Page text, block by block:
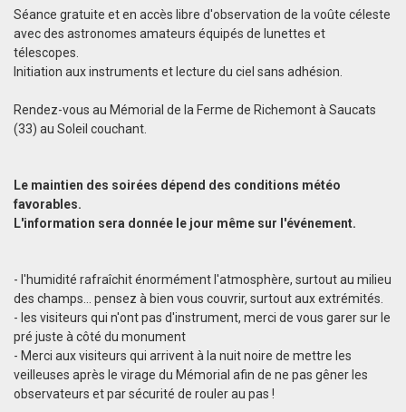
Séance gratuite et en accès libre d'observation de la voûte céleste
avec des astronomes amateurs équipés de lunettes et
télescopes.
Initiation aux instruments et lecture du ciel sans adhésion.
Rendez-vous au Mémorial de la Ferme de Richemont à Saucats
(33) au Soleil couchant.
Le maintien des soirées dépend des conditions météo
favorables.
L'information sera donnée le jour même sur l'événement.
- l'humidité rafraîchit énormément l'atmosphère, surtout au milieu
des champs... pensez à bien vous couvrir, surtout aux extrémités.
- les visiteurs qui n'ont pas d'instrument, merci de vous garer sur le
pré juste à côté du monument
- Merci aux visiteurs qui arrivent à la nuit noire de mettre les
veilleuses après le virage du Mémorial afin de ne pas gêner les
observateurs et par sécurité de rouler au pas !